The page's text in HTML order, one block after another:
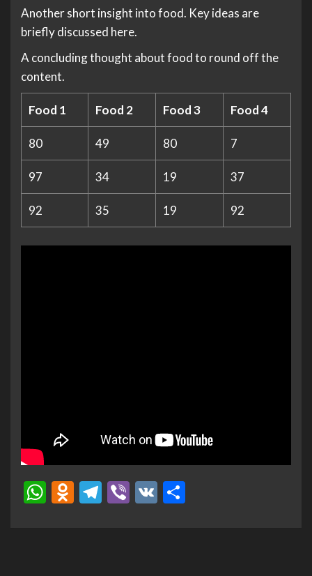
Another short insight into food. Key ideas are
briefly discussed here.
A concluding thought about food to round off the
content.
Food 1 Food 2 Food 3 Food 4
80 49 80 7
97 34 19 37
92 35 19 92
WhatsApp
Odnoklassniki
Telegram
Viber
VK